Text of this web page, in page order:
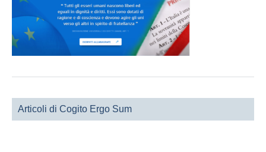
Articoli di Cogito Ergo Sum